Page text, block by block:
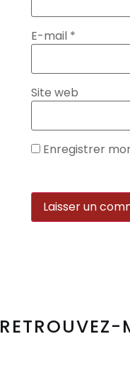
E-mail *
Site web
Enregistrer